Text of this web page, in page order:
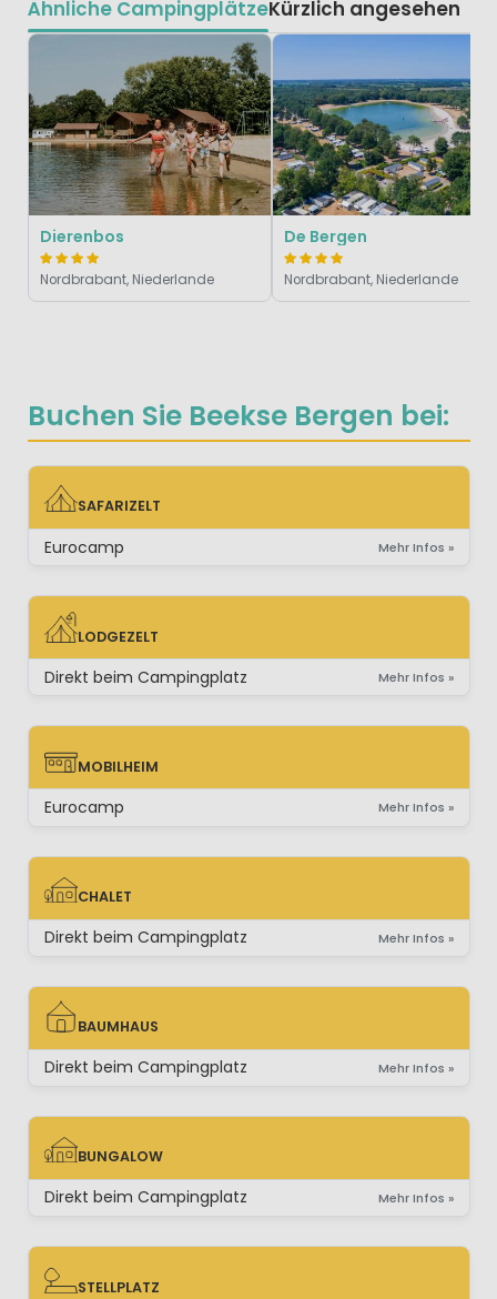
Buchen Sie Beekse Bergen bei:
SAFARIZELT
SAFARIZELT
Eurocamp Mehr Infos »
LODGEZELT
LODGEZELT
Direkt beim Campingplatz Mehr Infos »
MOBILHEIM
MOBILHEIM
Eurocamp Mehr Infos »
CHALET
CHALET
Direkt beim Campingplatz Mehr Infos »
BAUMHAUS
BAUMHAUS
Direkt beim Campingplatz Mehr Infos »
BUNGALOW
BUNGALOW
Direkt beim Campingplatz Mehr Infos »
STELLPLATZ
Ähnliche CampingplätzeKürzlich angesehen
Dierenbos
Nordbrabant, Niederlande
De Bergen
Nordbrabant, Niederlande